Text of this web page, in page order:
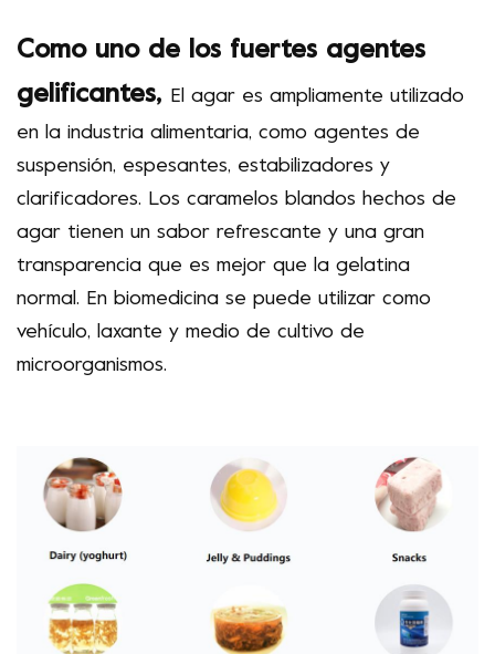
Como uno de los fuertes agentes
gelificantes,
El agar es ampliamente utilizado
en la industria alimentaria, como agentes de
suspensión, espesantes, estabilizadores y
clarificadores. Los caramelos blandos hechos de
agar tienen un sabor refrescante y una gran
transparencia que es mejor que la gelatina
normal. En biomedicina se puede utilizar como
vehículo, laxante y medio de cultivo de
microorganismos.